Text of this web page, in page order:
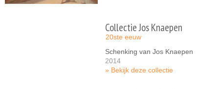
Collectie Jos Knaepen
20ste eeuw
Schenking van Jos Knaepen
2014
Bekijk deze collectie